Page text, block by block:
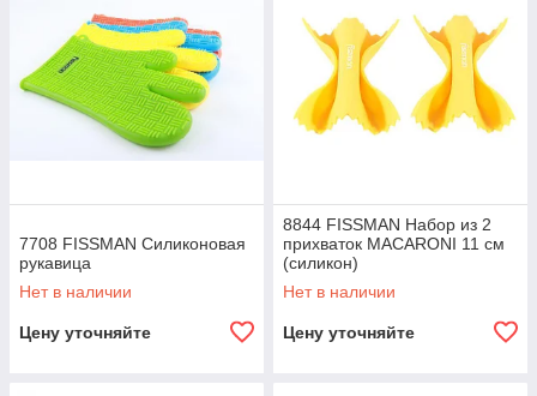
7708 FISSMAN Силиконовая
рукавица
Нет в наличии
Цену уточняйте
8844 FISSMAN Набор из 2
прихваток MACARONI 11 см
(силикон)
Нет в наличии
Цену уточняйте